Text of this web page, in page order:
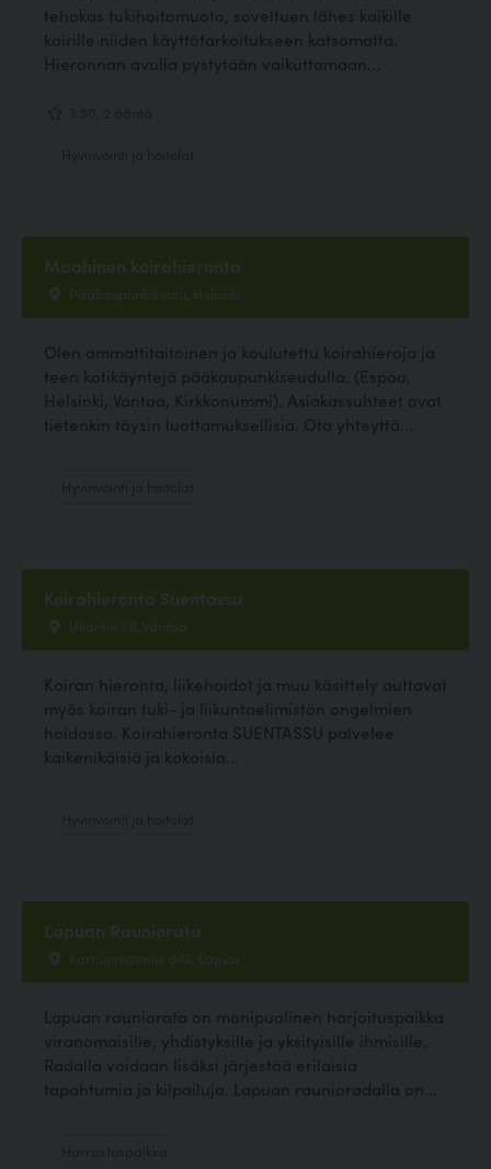
tehokas tukihoitomuoto, soveltuen lähes kaikille
koirille niiden käyttötarkoitukseen katsomatta.
Hieronnan avulla pystytään vaikuttamaan...
Maahinen koirahieronta
Pääkaupunkiseutu, Helsinki
Olen ammattitaitoinen ja koulutettu koirahieroja ja
teen kotikäyntejä pääkaupunkiseudulla. (Espoo,
Helsinki, Vantaa, Kirkkonummi). Asiakassuhteet ovat
tietenkin täysin luottamuksellisia. Ota yhteyttä...
Koirahieronta Suentassu
Ullantie 36, Vantaa
Koiran hieronta, liikehoidot ja muu käsittely auttavat
myös koiran tuki- ja liikuntaelimistön ongelmien
hoidossa. Koirahieronta SUENTASSU palvelee
kaikenikäisiä ja kokoisia...
Lapuan Rauniorata
Karhunmäentie 643, Lapua
Lapuan rauniorata on monipuolinen harjoituspaikka
viranomaisille, yhdistyksille ja yksityisille ihmisille.
Radalla voidaan lisäksi järjestää erilaisia
tapahtumia ja kilpailuja. Lapuan raunioradalla on...